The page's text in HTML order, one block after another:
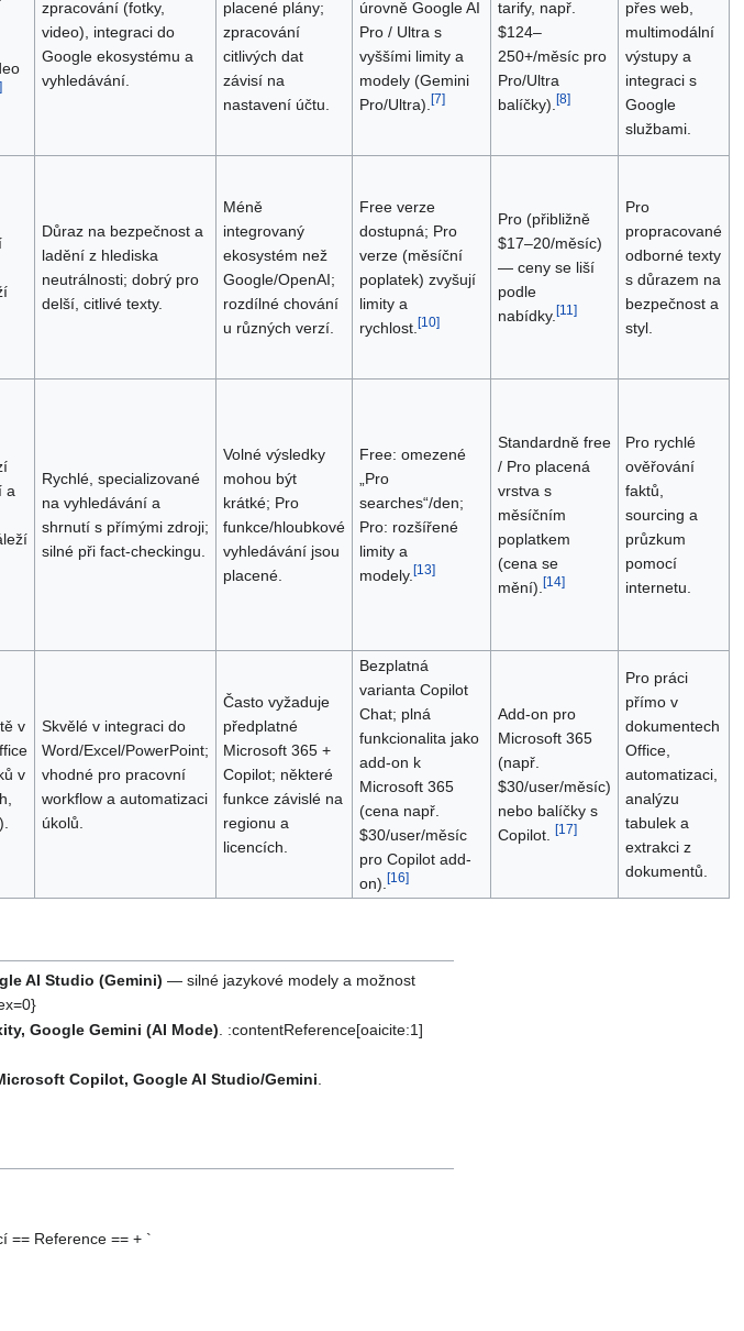
]
zpracování (fotky,
video), integraci do
Google ekosystému a
vyhledávání.
placené plány;
zpracování
citlivých dat
závisí na
nastavení účtu.
úrovně Google AI
Pro / Ultra s
vyššími limity a
modely (Gemini
Pro/Ultra).[7]
tarify, např.
$124–
250+/měsíc pro
Pro/Ultra
balíčky).[8]
přes web,
multimodální
výstupy a
integraci s
Google
službami.
Důraz na bezpečnost a
ladění z hlediska
neutrálnosti; dobrý pro
delší, citlivé texty.
Méně
integrovaný
ekosystém než
Google/OpenAI;
rozdílné chování
u různých verzí.
Free verze
dostupná; Pro
verze (měsíční
poplatek) zvyšují
limity a
rychlost.[10]
Pro (přibližně
$17–20/měsíc)
— ceny se liší
podle
nabídky.[11]
Pro
propracované
odborné texty
s důrazem na
bezpečnost a
styl.
a
Rychlé, specializované
na vyhledávání a
shrnutí s přímými zdroji;
silné při fact-checkingu.
Volné výsledky
mohou být
krátké; Pro
funkce/hloubkové
vyhledávání jsou
placené.
Free: omezené
„Pro
searches“/den;
Pro: rozšířené
limity a
modely.[13]
Standardně free
/ Pro placená
vrstva s
měsíčním
poplatkem
(cena se
mění).[14]
Pro rychlé
ověřování
faktů,
sourcing a
průzkum
pomocí
internetu.
v
v
Skvělé v integraci do
Word/Excel/PowerPoint;
vhodné pro pracovní
workflow a automatizaci
úkolů.
Často vyžaduje
předplatné
Microsoft 365 +
Copilot; některé
funkce závislé na
regionu a
licencích.
Bezplatná
varianta Copilot
Chat; plná
funkcionalita jako
add-on k
Microsoft 365
(cena např.
$30/user/měsíc
pro Copilot add-
on).[16]
Add-on pro
Microsoft 365
(např.
$30/user/měsíc)
nebo balíčky s
Copilot. [17]
Pro práci
přímo v
dokumentech
Office,
automatizaci,
analýzu
tabulek a
extrakci z
dokumentů.
AI Studio (Gemini) — silné jazykové modely a možnost
Google Gemini (AI Mode) . :contentReference[oaicite:1]
Copilot, Google AI Studio/Gemini.
== Reference == + `